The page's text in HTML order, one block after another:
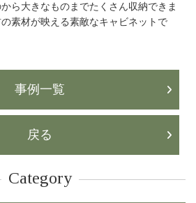
ら大きなものまでたくさん収納できま
素材が映える素敵なキャビネットで
事例一覧
戻る
Category